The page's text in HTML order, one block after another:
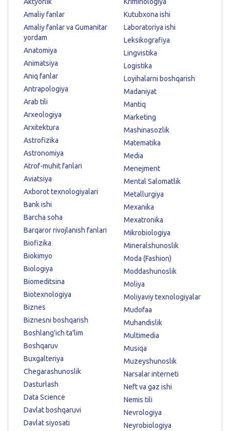
Aktyorlik
Amaliy fanlar
Amaliy fanlar va Gumanitar
yordam
Anatomiya
Animatsiya
Aniq fanlar
Antrapologiya
Arab tili
Arxeologiya
Arxitektura
Astrofizika
Astronomiya
Atrof-muhit fanlari
Aviatsiya
Axborot texnologiyalari
Bank ishi
Barcha soha
Barqaror rivojlanish fanlari
Biofizika
Biokimyo
Biologiya
Biomeditsina
Biotexnologiya
Biznes
Biznesni boshqarish
Boshlang'ich ta'lim
Boshqaruv
Buxgalteriya
Chegarashunoslik
Dasturlash
Data Science
Davlat boshqaruvi
Davlat siyosati
Kriminologiya
Kutubxona ishi
Laboratoriya ishi
Leksikografiya
Lingvistika
Logistika
Loyihalarni boshqarish
Madaniyat
Mantiq
Marketing
Mashinasozlik
Matematika
Media
Menejment
Mental Salomatlik
Metallurgiya
Mexanika
Mexatronika
Mikrobiologiya
Mineralshunoslik
Moda (Fashion)
Moddashunoslik
Moliya
Moliyaviy texnologiyalar
Mudofaa
Muhandislik
Multimedia
Musiqa
Muzeyshunoslik
Narsalar interneti
Neft va gaz ishi
Nemis tili
Nevrologiya
Neyrobiologiya